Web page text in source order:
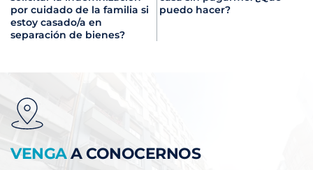
por cuidado de la familia si
estoy casado/a en
separación de bienes?
puedo hacer?
VENGA A CONOCERNOS